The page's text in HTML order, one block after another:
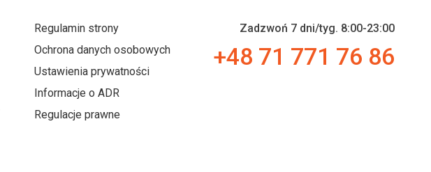
Regulamin strony
Ochrona danych osobowych
Ustawienia prywatności
Informacje o ADR
Regulacje prawne
Zadzwoń 7 dni/tyg. 8:00-23:00
+48 71 771 76 86